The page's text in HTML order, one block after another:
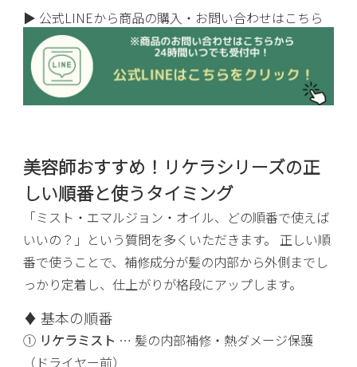
▶ 公式LINEから商品の購入・お問い合わせはこちら
美容師おすすめ！リケラシリーズの正
しい順番と使うタイミング
「ミスト・エマルジョン・オイル、どの順番で使えば
いいの？」という質問を多くいただきます。 正しい順
番で使うことで、補修成分が髪の内部から外側までし
っかり定着し、仕上がりが格段にアップします。
♦ 基本の順番
① リケラミスト … 髪の内部補修・熱ダメージ保護
（ドライヤー前）